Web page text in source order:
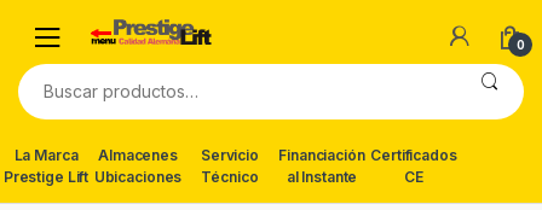
navigation
content
0
Buscar
por:
La Marca
Prestige Lift
Almacenes
Ubicaciones
Servicio
Técnico
Financiación
al Instante
Certificados
CE